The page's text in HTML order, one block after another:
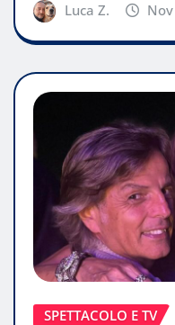
Luca Z.
SPETTACOLO E TV